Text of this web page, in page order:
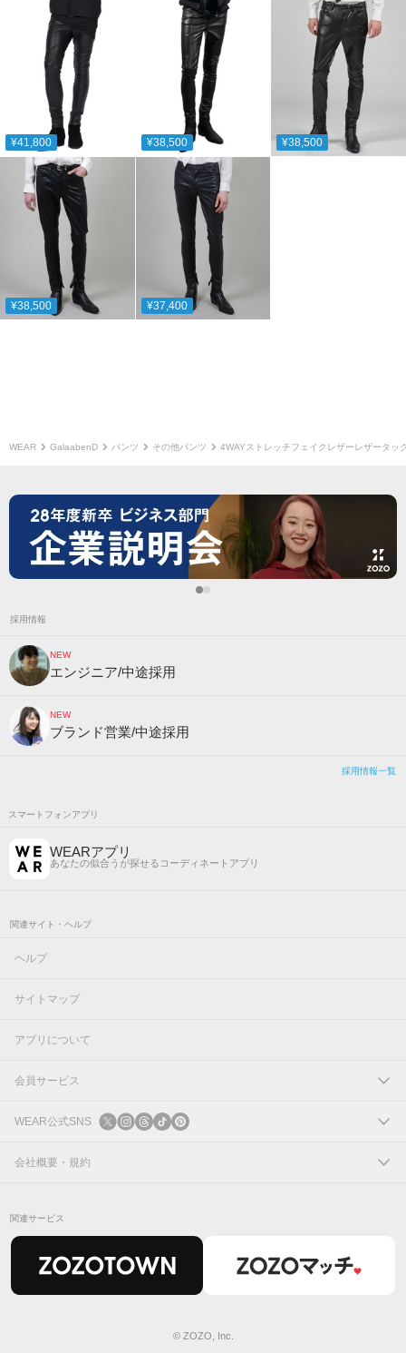
¥41,800 ¥38,500 ¥38,500
¥38,500 ¥37,400
WEAR GalaabenD パンツ その他パンツ 4WAYストレッチフェイクレザーレザータッ
採用情報
NEW
エンジニア/中途採用
NEW
ブランド営業/中途採用
採用情報一覧
スマートフォンアプリ
WEARアプリ
あなたの似合うが探せるコーディネートアプリ
関連サイト・ヘルプ
ヘルプ
サイトマップ
アプリについて
会員サービス
ログイン
新規会員登録
WEAR公式SNS
X
会社概要・規約
関連サービス
© ZOZO, Inc.